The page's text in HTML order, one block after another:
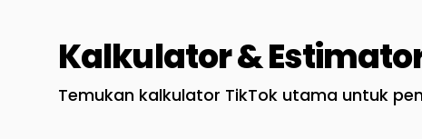
Kalkulator &
Temukan kalkulator TikTok utama untuk